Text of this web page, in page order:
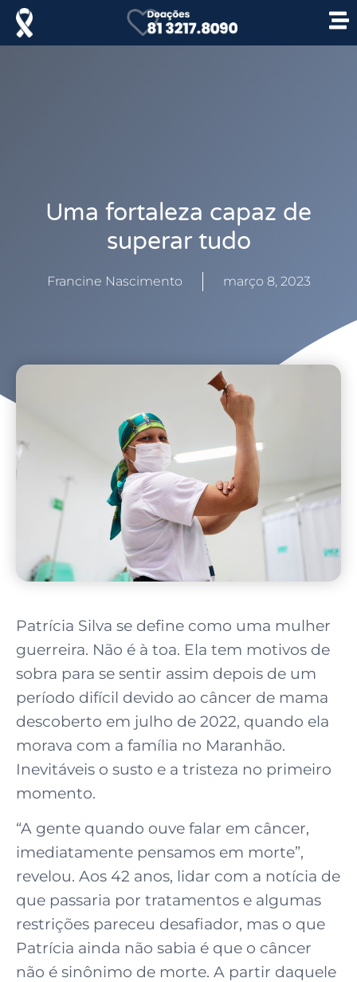
Uma fortaleza capaz de
superar tudo
Francine Nascimento março 8, 2023
Patrícia Silva se define como uma mulher
guerreira. Não é à toa. Ela tem motivos de
sobra para se sentir assim depois de um
período difícil devido ao câncer de mama
descoberto em julho de 2022, quando ela
morava com a família no Maranhão.
Inevitáveis o susto e a tristeza no primeiro
momento.
“A gente quando ouve falar em câncer,
imediatamente pensamos em morte”,
revelou. Aos 42 anos, lidar com a notícia de
que passaria por tratamentos e algumas
restrições pareceu desafiador, mas o que
Patrícia ainda não sabia é que o câncer
não é sinônimo de morte. A partir daquele